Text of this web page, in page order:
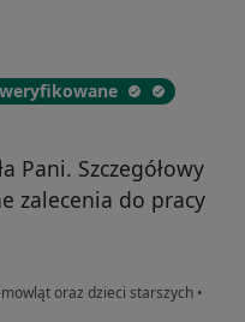
Pani. Szczegółowy
zalecenia do pracy
oraz dzieci starszych •